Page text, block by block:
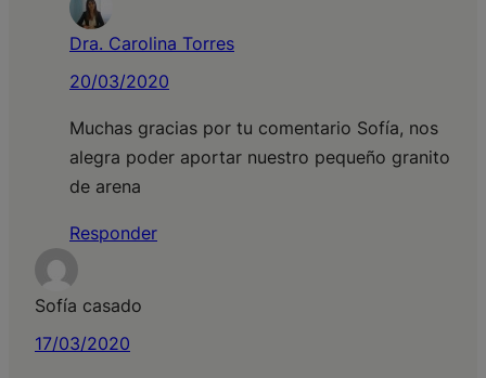
Dra. Carolina Torres
20/03/2020
Muchas gracias por tu comentario Sofía, nos
alegra poder aportar nuestro pequeño granito
de arena
Responder
Sofía casado
17/03/2020